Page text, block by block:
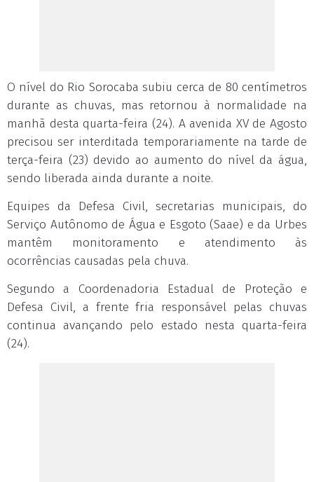
O nível do Rio Sorocaba subiu cerca de 80 centímetros
durante as chuvas, mas retornou à normalidade na
manhã desta quarta-feira (24). A avenida XV de Agosto
precisou ser interditada temporariamente na tarde de
terça-feira (23) devido ao aumento do nível da água,
sendo liberada ainda durante a noite.
Equipes da Defesa Civil, secretarias municipais, do
Serviço Autônomo de Água e Esgoto (Saae) e da Urbes
mantêm monitoramento e atendimento às
ocorrências causadas pela chuva.
Segundo a Coordenadoria Estadual de Proteção e
Defesa Civil, a frente fria responsável pelas chuvas
continua avançando pelo estado nesta quarta-feira
(24).